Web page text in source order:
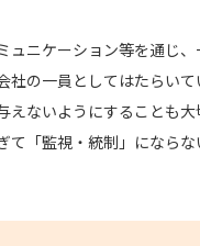
ュニケーション等を通じ
社の一員としてはたらい
えないようにすることも大
て「監視・統制」になら